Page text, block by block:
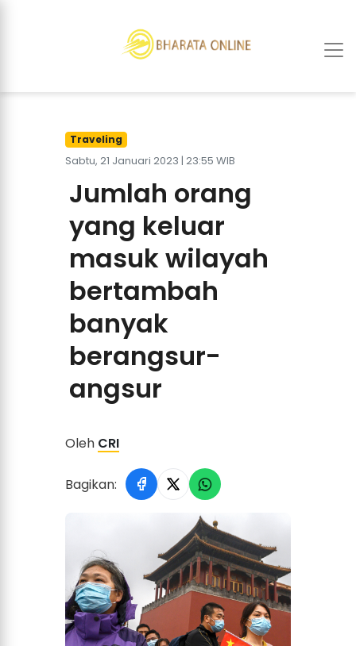
Traveling
Sabtu, 21 Januari 2023 | 23:55 WIB
Jumlah orang
yang keluar
masuk wilayah
bertambah
banyak
berangsur-
angsur
Oleh CRI
Bagikan: